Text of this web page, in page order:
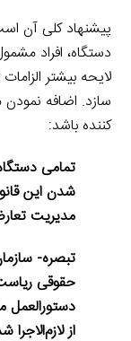
پیشنهاد کلی آن
دستگاه، افراد
لایحه بیشتر
سازد. اضافه نمودن
کننده باشد:
تمامی
شدن این
مدیریت
تبصره-
حقوقی
از